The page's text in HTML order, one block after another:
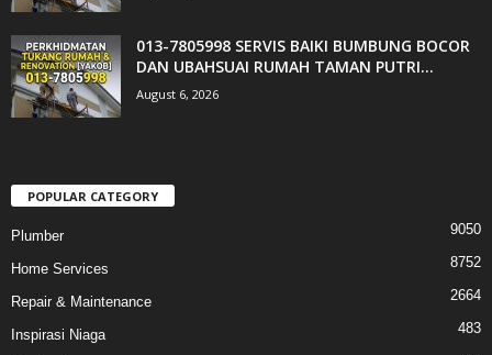
013-7805998 SERVIS BAIKI BUMBUNG BOCOR
DAN UBAHSUAI RUMAH TAMAN PUTRI...
August 6, 2026
POPULAR CATEGORY
Plumber 9050
Home Services 8752
Repair & Maintenance 2664
Inspirasi Niaga 483